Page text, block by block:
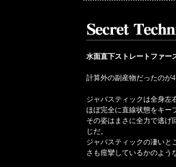
水面直下ストレートファー
計算外の副産物だったのが
ジャバスティックは全身左
ほぼ完全に直線状態をキー
その姿はまさに全力で逃げ
じだ。
ジャバスティックの凄いと
さも痙攣しているかのよう